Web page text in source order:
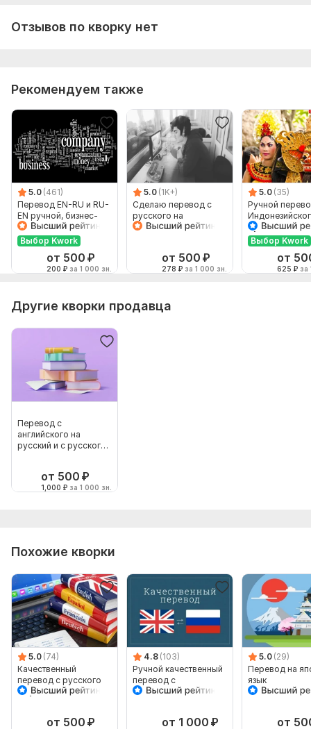
Отзывов по кворку нет
Рекомендуем также
5.0 (461)
Перевод EN-RU и RU-
EN ручной, бизнес-
английский
Выбор Kwork
от 500 ₽
200 ₽ за 1 000 зн.
5.0 (1K+)
Сделаю перевод с
русского на
английский и
от 500 ₽
278 ₽ за 1 000 зн.
5.0 (35)
Ручной
Русский и
Выбор Kwork
от
625 ₽ за
Другие кворки продавца
Перевод с
английского на
русский и с русского
от 500 ₽
1,000 ₽ за 1 000 зн.
Похожие кворки
5.0 (74)
Качественный
перевод с русского
на узбекский язык и
от 500 ₽
4.8 (103)
Ручной качественный
перевод с
английского языка на
от 1 000 ₽
5.0 (29)
Перевод на
язык
от